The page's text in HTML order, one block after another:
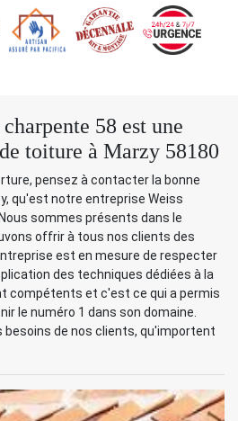
58 est une
toiture à Marzy 58180
pensez à contacter la bonne
qu'est notre entreprise Weiss
sommes présents dans le
offrir à tous nos clients des
est en mesure de respecter
des techniques dédiées à la
compétents et c'est ce qui a permis
le numéro 1 dans son domaine.
besoins de nos clients, qu'importent